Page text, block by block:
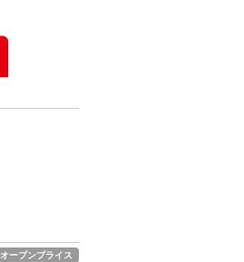
オープンプライス